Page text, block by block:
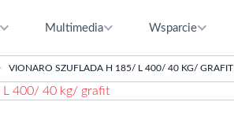
Multimedia Wsparcie
VIONARO SZUFLADA H 185/ L 400/ 40 KG/ GRAFIT